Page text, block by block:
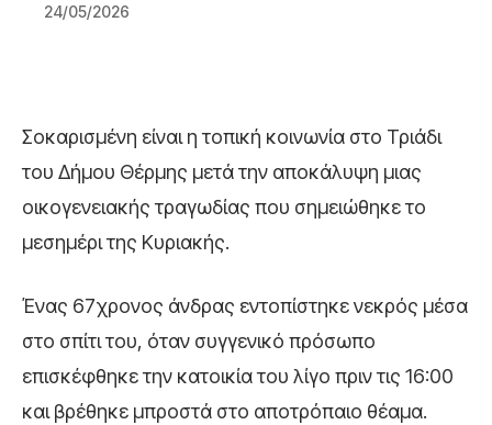
24/05/2026
Σοκαρισμένη είναι η τοπική κοινωνία στο Τριάδι
του Δήμου Θέρμης μετά την αποκάλυψη μιας
οικογενειακής τραγωδίας που σημειώθηκε το
μεσημέρι της Κυριακής.
Ένας 67χρονος άνδρας εντοπίστηκε νεκρός μέσα
στο σπίτι του, όταν συγγενικό πρόσωπο
επισκέφθηκε την κατοικία του λίγο πριν τις 16:00
και βρέθηκε μπροστά στο αποτρόπαιο θέαμα.